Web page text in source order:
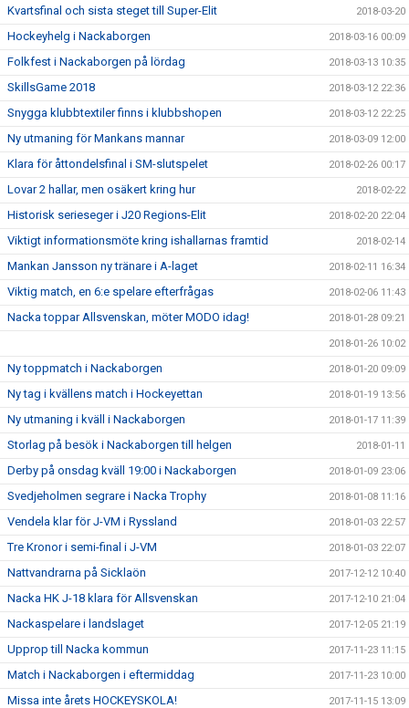
Kvartsfinal och sista steget till Super-Elit 2018-03-20
Hockeyhelg i Nackaborgen 2018-03-16 00:09
Folkfest i Nackaborgen på lördag 2018-03-13 10:35
SkillsGame 2018 2018-03-12 22:36
Snygga klubbtextiler finns i klubbshopen 2018-03-12 22:25
Ny utmaning för Mankans mannar 2018-03-09 12:00
Klara för åttondelsfinal i SM-slutspelet 2018-02-26 00:17
Lovar 2 hallar, men osäkert kring hur 2018-02-22
Historisk serieseger i J20 Regions-Elit 2018-02-20 22:04
Viktigt informationsmöte kring ishallarnas framtid 2018-02-14
Mankan Jansson ny tränare i A-laget 2018-02-11 16:34
Viktig match, en 6:e spelare efterfrågas 2018-02-06 11:43
Nacka toppar Allsvenskan, möter MODO idag! 2018-01-28 09:21
2018-01-26 10:02
Ny toppmatch i Nackaborgen 2018-01-20 09:09
Ny tag i kvällens match i Hockeyettan 2018-01-19 13:56
Ny utmaning i kväll i Nackaborgen 2018-01-17 11:39
Storlag på besök i Nackaborgen till helgen 2018-01-11
Derby på onsdag kväll 19:00 i Nackaborgen 2018-01-09 23:06
Svedjeholmen segrare i Nacka Trophy 2018-01-08 11:16
Vendela klar för J-VM i Ryssland 2018-01-03 22:57
Tre Kronor i semi-final i J-VM 2018-01-03 22:07
Nattvandrarna på Sicklaön 2017-12-12 10:40
Nacka HK J-18 klara för Allsvenskan 2017-12-10 21:04
Nackaspelare i landslaget 2017-12-05 21:19
Upprop till Nacka kommun 2017-11-23 11:15
Match i Nackaborgen i eftermiddag 2017-11-23 10:00
Missa inte årets HOCKEYSKOLA! 2017-11-15 13:09